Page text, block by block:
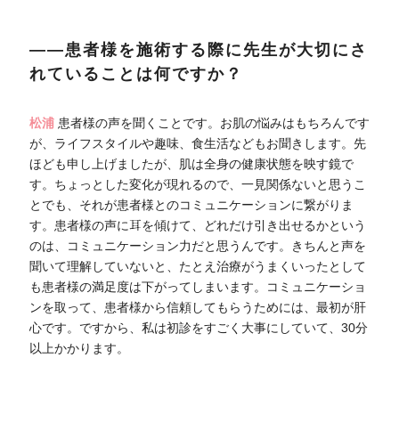
――患者様を施術する際に先生が大切にさ
れていることは何ですか？
松浦患者様の声を聞くことです。お肌の悩みはもちろんです
が、ライフスタイルや趣味、食生活などもお聞きします。先
ほども申し上げましたが、肌は全身の健康状態を映す鏡で
す。ちょっとした変化が現れるので、一見関係ないと思うこ
とでも、それが患者様とのコミュニケーションに繋がりま
す。患者様の声に耳を傾けて、どれだけ引き出せるかという
のは、コミュニケーション力だと思うんです。きちんと声を
聞いて理解していないと、たとえ治療がうまくいったとして
も患者様の満足度は下がってしまいます。コミュニケーショ
ンを取って、患者様から信頼してもらうためには、最初が肝
心です。ですから、私は初診をすごく大事にしていて、30分
以上かかります。